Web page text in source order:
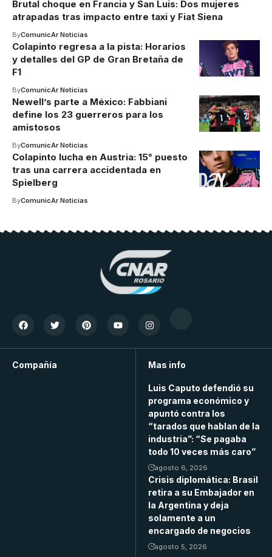
Brutal choque en Francia y San Luis: Dos mujeres
atrapadas tras impacto entre taxi y Fiat Siena
ByComunicAr Noticias
Colapinto regresa a la pista: Horarios
y detalles del GP de Gran Bretaña de
F1
ByComunicAr Noticias
Newell’s parte a México: Fabbiani
define los 23 guerreros para los
amistosos
ByComunicAr Noticias
Colapinto lucha en Austria: 15° puesto
tras una carrera accidentada en
Spielberg
ByComunicAr Noticias
Compañía Mas info
Luis Caputo defendió su
programa económico y
apuntó contra los
“tarados que hablan de la
industria”: “Se pagaba
todo 10 veces más caro”
agosto 6, 2026
Crisis diplomática: Brasil
retira a su Embajador en
la Argentina y deja
solamente a un
encargado de negocios
agosto 5, 2026